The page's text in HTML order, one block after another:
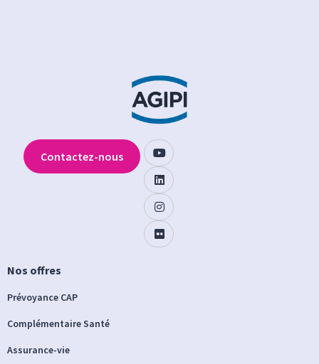
Nos offres
Prévoyance CAP
Complémentaire Santé
Assurance-vie
Contactez-nous